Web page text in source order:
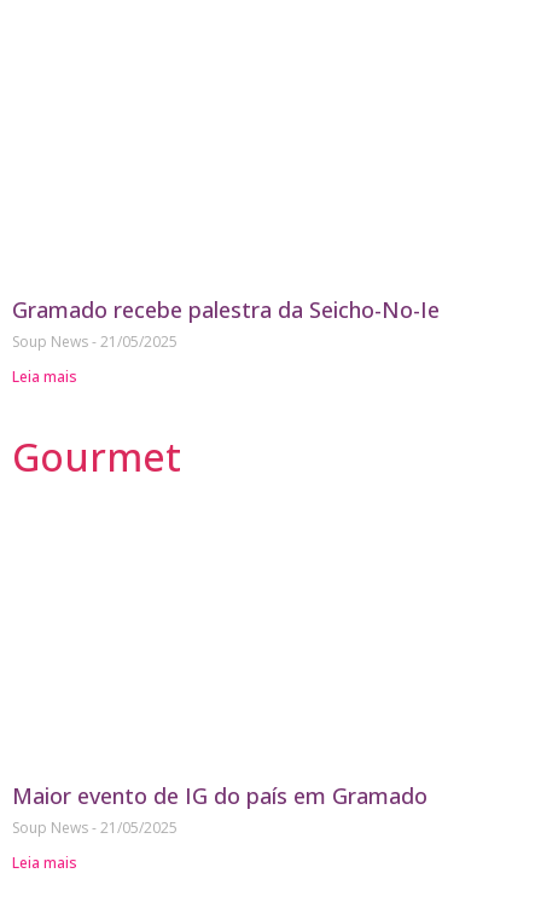
Gramado recebe palestra da Seicho-No-Ie
Soup News 21/05/2025
Leia mais
Gourmet
Maior evento de IG do país em Gramado
Soup News 21/05/2025
Leia mais